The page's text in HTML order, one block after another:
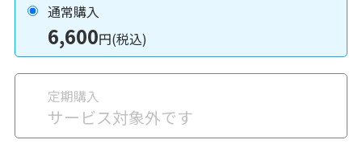
通常購入
6,600円(税込)
定期購入
サービス対象外です